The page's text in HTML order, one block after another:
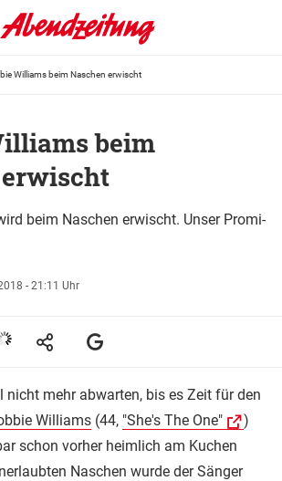
Williams beim Naschen erwischt
beim
beim Naschen erwischt. Unser Promi-
- 21:11 Uhr
nicht mehr abwarten, bis es Zeit für den
Williams (44, "She's The One"
)
schon vorher heimlich am Kuchen
Naschen wurde der Sänger